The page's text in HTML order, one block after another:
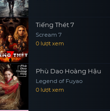
Tiếng Thét 7
Scream 7
0 lượt xem
Phù Dao Hoàng Hậu
Legend of Fuyao
0 lượt xem